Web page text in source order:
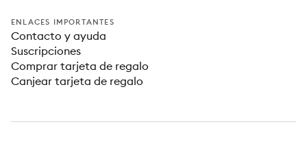
ENLACES IMPORTANTES
Contacto y ayuda
Suscripciones
Comprar tarjeta de regalo
Canjear tarjeta de regalo